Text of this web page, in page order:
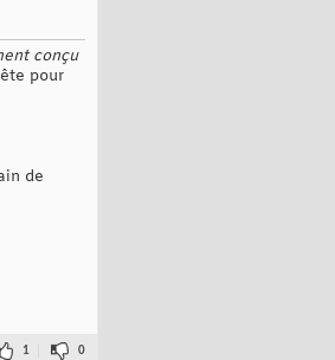
conçu
pour
de
1 0